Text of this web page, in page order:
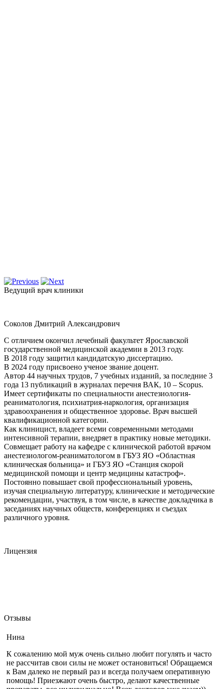
Ведущий врач клиники
Соколов Дмитрий Александрович
С отличием окончил лечебный факультет Ярославской
государственной медицинской академии в 2013 году.
В 2018 году защитил кандидатскую диссертацию.
В 2024 году присвоено ученое звание доцент.
Автор 44 научных трудов, 7 учебных изданий, за последние 3
года 13 публикаций в журналах перечня ВАК, 10 – Scopus.
Имеет сертификаты по специальности анестезиология-
реаниматология, психиатрия-наркология, организация
здравоохранения и общественное здоровье. Врач высшей
квалификационной категории.
Как клиницист, владеет всеми современными методами
интенсивной терапии, внедряет в практику новые методики.
Совмещает работу на кафедре с клинической работой врачом
анестезиологом-реаниматологом в ГБУЗ ЯО «Областная
клиническая больница» и ГБУЗ ЯО «Станция скорой
медицинской помощи и центр медицины катастроф».
Постоянно повышает свой профессиональный уровень,
изучая специальную литературу, клинические и методические
рекомендации, участвуя, в том числе, в качестве докладчика в
заседаниях научных обществ, конференциях и съездах
различного уровня.
Лицензия
Отзывы
Нина
К сожалению мой муж очень сильно любит погулять и часто
не рассчитав свои силы не может остановиться! Обращаемся
к Вам далеко не первый раз и всегда получаем оперативную
помощь! Приезжают очень быстро, делают качественные